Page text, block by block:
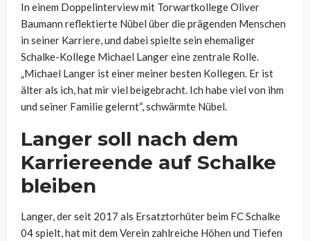
In einem Doppelinterview mit Torwartkollege Oliver
Baumann reflektierte Nübel über die prägenden Menschen
in seiner Karriere, und dabei spielte sein ehemaliger
Schalke-Kollege Michael Langer eine zentrale Rolle.
„Michael Langer ist einer meiner besten Kollegen. Er ist
älter als ich, hat mir viel beigebracht. Ich habe viel von ihm
und seiner Familie gelernt“, schwärmte Nübel.
Langer soll nach dem
Karriereende auf Schalke
bleiben
Langer, der seit 2017 als Ersatztorhüter beim FC Schalke
04 spielt, hat mit dem Verein zahlreiche Höhen und Tiefen